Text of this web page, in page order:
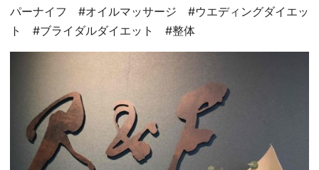
パーナイフ #オイルマッサージ #ウエディングダイエッ
ト #ブライダルダイエット #整体